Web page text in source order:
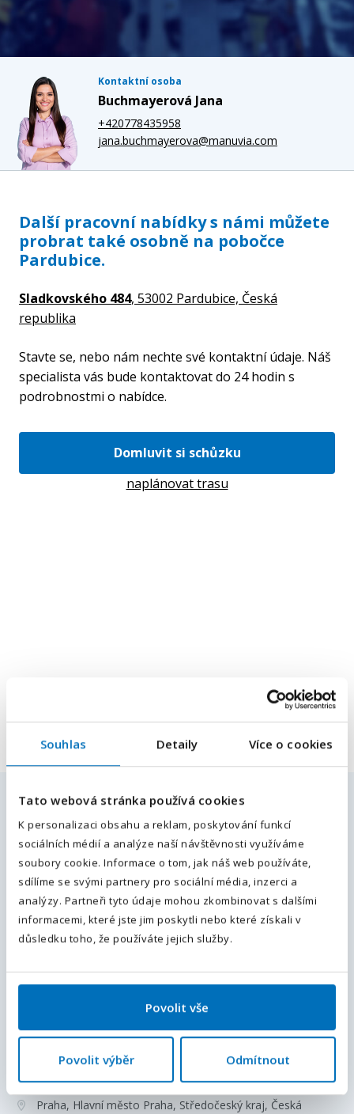
Souhlas Detaily Více o cookies
Tato webová stránka používá cookies
K personalizaci obsahu a reklam, poskytování funkcí
sociálních médií a analýze naší návštěvnosti využíváme
soubory cookie. Informace o tom, jak náš web používáte,
sdílíme se svými partnery pro sociální média, inzerci a
analýzy. Partneři tyto údaje mohou zkombinovat s dalšími
informacemi, které jste jim poskytli nebo které získali v
důsledku toho, že používáte jejich služby.
Povolit vše
Povolit výběr Odmítnout
Kontaktní osoba
Buchmayerová Jana
+420778435958
jana.buchmayerova@manuvia.com
Další pracovní nabídky s námi můžete
probrat také osobně na pobočce
Pardubice.
Sladkovského 484, 53002 Pardubice, Česká
republika
Stavte se, nebo nám nechte své kontaktní údaje. Náš
specialista vás bude kontaktovat do 24 hodin s
podrobnostmi o nabídce.
Domluvit si schůzku
naplánovat trasu
Podobné pracovní nabídky
Projektový manažer/ka /m,ž/
Pardubice, Pardubický kraj , Česká republika
Plný úvazek
60 000 - 90 000Kč / měsíc
Stavbyvedoucí senior/junior (m/ž) |
ubytování v Praze zdarm
Kč / měsíc
Mistr/Asistent stavbyvedoucího (m/ž) |
ubytování v Praze zda
Praha, Hlavní město Praha, Středočeský kraj, Česká
E-mailová adresa
Váš telefon*
Předvolba
Odesláním souhlasíte sezpracováním osobních údajů.
Odeslat